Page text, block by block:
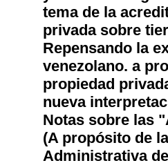
tema de la
privada sobre
Repensando la
venezolano. a
propiedad
nueva
Notas sobre las
(A propósito de
Administrativa